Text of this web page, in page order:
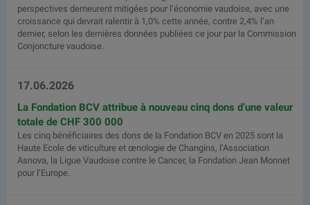
perspectives demeurent mitigées pour l’économie vaudoise, avec une
croissance qui devrait ralentir à 1,0% cette année, contre 2,4% l’an
dernier, selon les dernières données publiées ce jour par la Commission
Conjoncture vaudoise.
17.06.2026
La Fondation BCV attribue à nouveau cinq dons d’une valeur
totale de CHF 300 000
Les cinq bénéficiaires des dons de la Fondation BCV en 2025 sont la
Haute Ecole de viticulture et œnologie de Changins, l’Association
Asnova, la Ligue Vaudoise contre le Cancer, la Fondation Jean Monnet
pour l’Europe.